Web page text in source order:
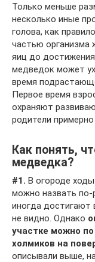
Только меньше
несколько иные
голова, как
частью организма
яиц до
медведок может
время
Первое время
охраняют
родители
Как понять,
медведка?
#1. В огороде
можно назвать по-
иногда достигают
не видно. Однако
участке можно
холмиков на
описывали выше,